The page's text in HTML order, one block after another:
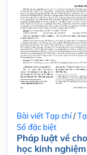
Bài viết Tạp chí/
Số đặc biệt
Pháp luật về
học kinh